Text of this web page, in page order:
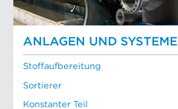
ANLAGEN UND SYSTEME
Stoffaufbereitung
Sortierer
Konstanter Teil